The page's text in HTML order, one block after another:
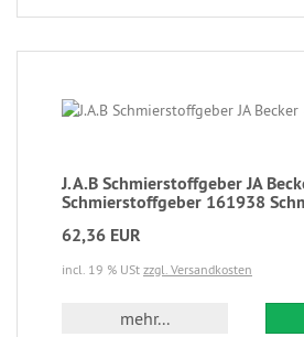
J.A.B Schmierstoffgeber JA
Schmierstoffgeber 161938
62,36 EUR
incl. 19 % USt zzgl. Versandkosten
mehr...